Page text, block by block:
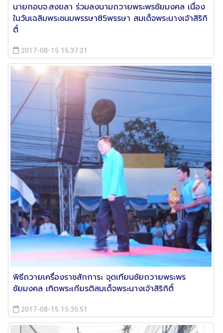
นายกอบจ.สงขลา ร่วมลงนามถวายพระพรชัยมงคล เนื่อง
ในวันเฉลิมพระชนมพรรษา85พรรษา สมเด็จพระนางเจ้าสิริกิ
ติ์
2017-08-15 15:37:21
พิธีถวายเครื่องราชสักการะ จุดเทียนชัยถวายพระพร
ชัยมงคล เทิดพระเกียรติสมเด็จพระนางเจ้าสิริกิติ์
2017-08-15 15:35:51